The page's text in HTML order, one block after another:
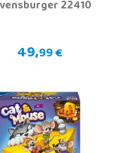
22410
49,99 €